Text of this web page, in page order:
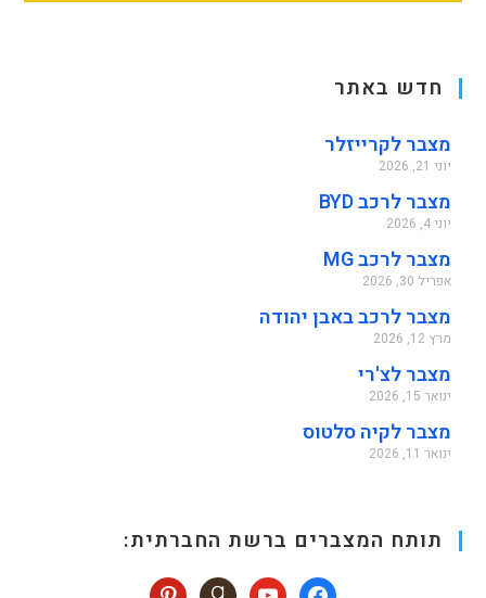
חדש באתר
מצבר לקרייזלר
יוני 21, 2026
מצבר לרכב BYD
יוני 4, 2026
מצבר לרכב MG
אפריל 30, 2026
מצבר לרכב באבן יהודה
מרץ 12, 2026
מצבר לצ'רי
ינואר 15, 2026
מצבר לקיה סלטוס
ינואר 11, 2026
תותח המצברים ברשת החברתית: